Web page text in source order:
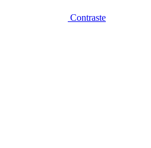
Contraste